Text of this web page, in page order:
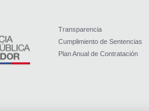
Transparencia
Cumplimiento de Sentencias
Plan Anual de Contratación